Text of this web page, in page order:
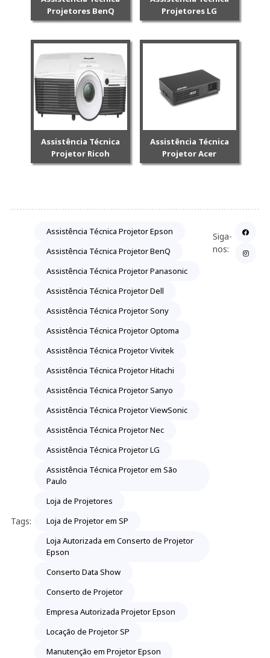
Projetores BenQ
Projetores LG
Assistência Técnica
Projetor Ricoh
Assistência Técnica
Projetor Acer
Tags:
Assistência Técnica Projetor Epson
Assistência Técnica Projetor BenQ
Assistência Técnica Projetor Panasonic
Assistência Técnica Projetor Dell
Assistência Técnica Projetor Sony
Assistência Técnica Projetor Optoma
Assistência Técnica Projetor Vivitek
Assistência Técnica Projetor Hitachi
Assistência Técnica Projetor Sanyo
Assistência Técnica Projetor ViewSonic
Assistência Técnica Projetor Nec
Assistência Técnica Projetor LG
Assistência Técnica Projetor em São
Paulo
Loja de Projetores
Loja de Projetor em SP
Loja Autorizada em Conserto de Projetor
Epson
Conserto Data Show
Conserto de Projetor
Empresa Autorizada Projetor Epson
Locação de Projetor SP
Manutenção em Projetor Epson
Siga-
nos: